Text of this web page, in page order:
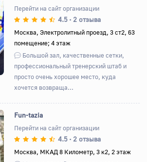
Вперед
Перейти на сайт организации
4.5 • 2 отзыва
Москва, Электролитный проезд, 3 ст2, 63
помещение; 4 этаж
Большой зал, качественные сетки,
профессиональный тренерский штаб и
просто очень хорошее место, куда
хочется возвраща...
Вперед
Fun-tazia
Перейти на сайт организации
4.5 • 2 отзыва
Москва, МКАД 8 Километр, 3 к2, 2 этаж